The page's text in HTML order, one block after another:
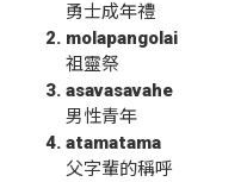
勇士成年禮
molapangolai
祖靈祭
asavasavahe
男性青年
atamatama
父字輩的稱呼